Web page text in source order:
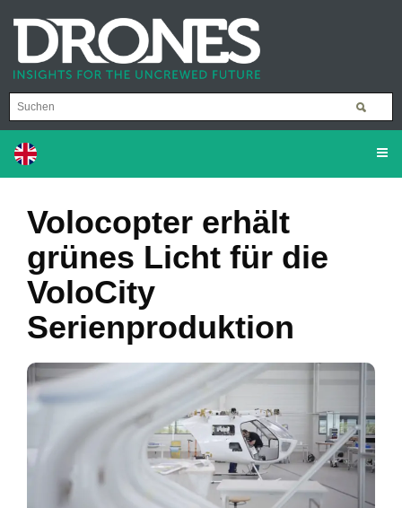
Volocopter erhält
grünes Licht für die
VoloCity
Serienproduktion